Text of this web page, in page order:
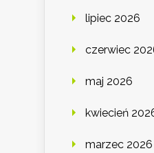
lipiec 2026
czerwiec
maj 2026
kwiecień
marzec 2026